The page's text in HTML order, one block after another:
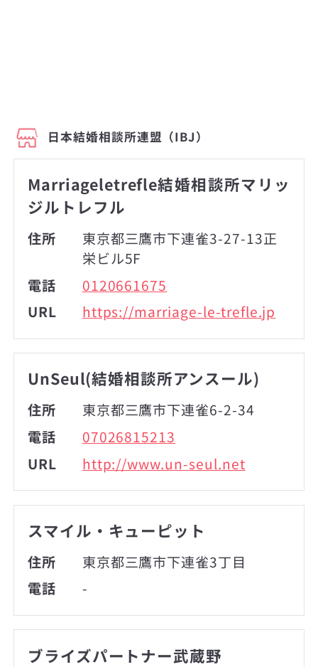
日本結婚相談所連盟（IBJ）
Marriageletrefle結婚相談所マリッ
ジルトレフル
住所
東京都三鷹市下連雀3-27-13正
栄ビル5F
電話
0120661675
URL
https://marriage-le-trefle.jp
UnSeul(結婚相談所アンスール)
住所
東京都三鷹市下連雀6-2-34
電話
07026815213
URL
http://www.un-seul.net
スマイル・キューピット
住所
東京都三鷹市下連雀3丁目
電話
-
ブライズパートナー武蔵野